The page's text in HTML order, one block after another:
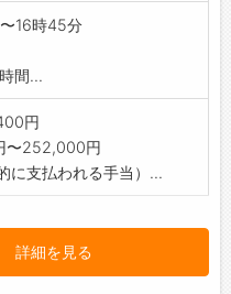
16時45分
間...
円
〜252,000円
に支払われる手当）...
詳細を見る